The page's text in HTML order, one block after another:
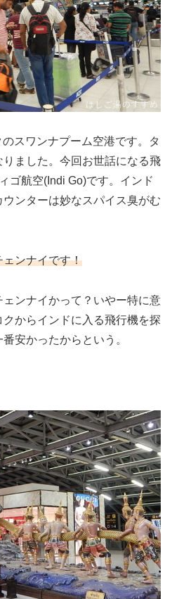
スワンナプーム空港です。タ
ました。今回お世話になる飛
ゴ航空(Indi Go)です。インド
ンターは妙なスパイス臭がむ
ンナイです！
ンナイかって？いやー特に意
からインドに入る飛行機を探
安かったからという。